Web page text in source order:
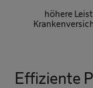
höhere
Effiziente